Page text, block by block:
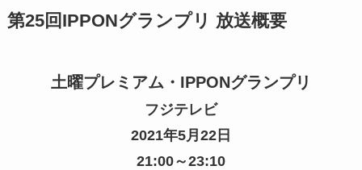
第25回IPPONグランプリ 放送概要
土曜プレミアム・IPPONグランプリ
フジテレビ
2021年5月22日
21:00～23:10